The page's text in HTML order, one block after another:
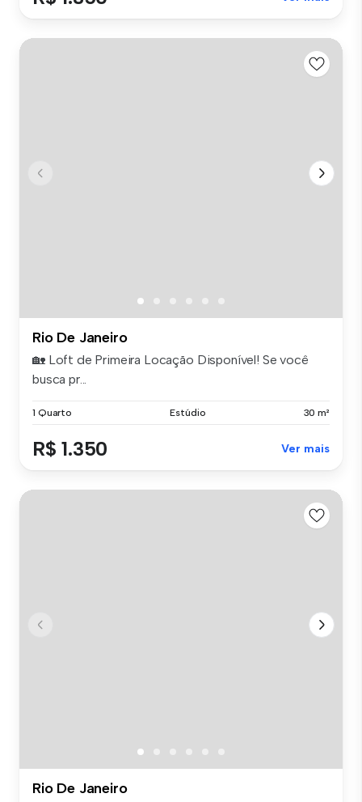
Rio De Janeiro
🏡 Loft de Primeira Locação Disponível! Se você
busca pr...
1 Quarto Estúdio 30 m²
R$ 1.350 Ver mais
Rio De Janeiro